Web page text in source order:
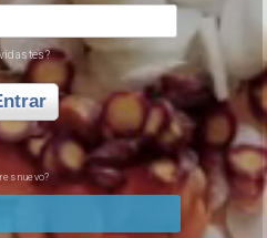
nuevo?